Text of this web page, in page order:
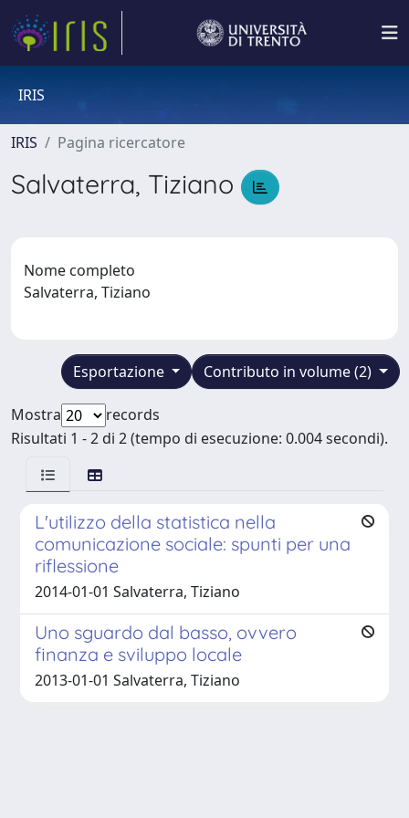
IRIS
IRIS Pagina ricercatore
Salvaterra, Tiziano
Nome completo
Salvaterra, Tiziano
Contributo in volume (2)
Esportazione
Mostra
records
Risultati 1 - 2 di 2 (tempo di esecuzione: 0.004 secondi).
L'utilizzo della statistica nella
comunicazione sociale: spunti per una
riflessione
2014-01-01 Salvaterra, Tiziano
Uno sguardo dal basso, ovvero
finanza e sviluppo locale
2013-01-01 Salvaterra, Tiziano